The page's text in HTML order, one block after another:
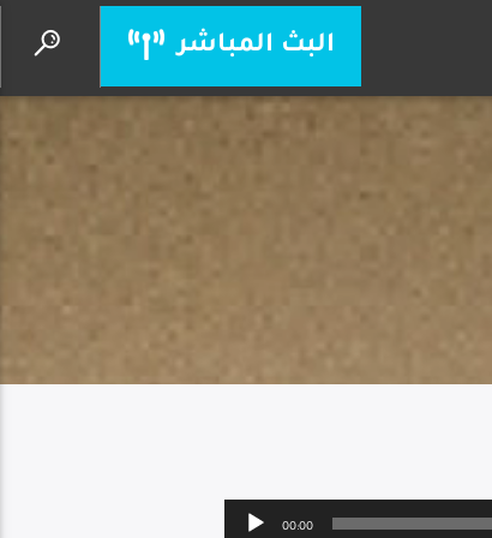
البث المباشر
نقترب من عرشك
Audio
00:00